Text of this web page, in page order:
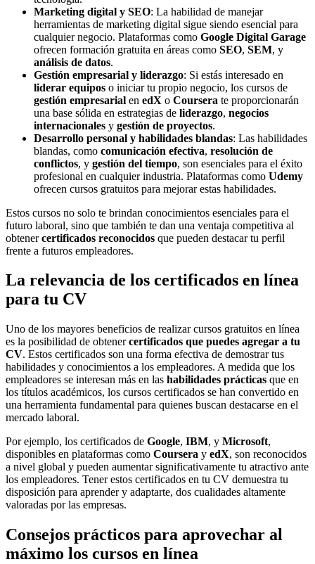
Marketing digital y SEO: La habilidad de manejar
herramientas de marketing digital sigue siendo esencial para
cualquier negocio. Plataformas como Google Digital Garage
ofrecen formación gratuita en áreas como SEO, SEM, y
análisis de datos.
Gestión empresarial y liderazgo: Si estás interesado en
liderar equipos o iniciar tu propio negocio, los cursos de
gestión empresarial en edX o Coursera te proporcionarán
una base sólida en estrategias de liderazgo, negocios
internacionales y gestión de proyectos.
Desarrollo personal y habilidades blandas: Las habilidades
blandas, como comunicación efectiva, resolución de
conflictos, y gestión del tiempo, son esenciales para el éxito
profesional en cualquier industria. Plataformas como Udemy
ofrecen cursos gratuitos para mejorar estas habilidades.
Estos cursos no solo te brindan conocimientos esenciales para el
futuro laboral, sino que también te dan una ventaja competitiva al
obtenercertificados reconocidos que pueden destacar tu perfil
frente a futuros empleadores.
La relevancia de los certificados en línea
para tu CV
Uno de los mayores beneficios de realizar cursos gratuitos en línea
es la posibilidad de obtenercertificados que puedes agregar a tu
CV. Estos certificados son una forma efectiva de demostrar tus
habilidades y conocimientos a los empleadores. A medida que los
empleadores se interesan más en las habilidades prácticas que en
los títulos académicos, los cursos certificados se han convertido en
una herramienta fundamental para quienes buscan destacarse en el
mercado laboral.
Por ejemplo, los certificados de Google, IBM, y Microsoft,
disponibles en plataformas como Coursera y edX, son reconocidos
a nivel global y pueden aumentar significativamente tu atractivo ante
los empleadores. Tener estos certificados en tu CV demuestra tu
disposición para aprender y adaptarte, dos cualidades altamente
valoradas por las empresas.
Consejos prácticos para aprovechar al
máximo los cursos en línea